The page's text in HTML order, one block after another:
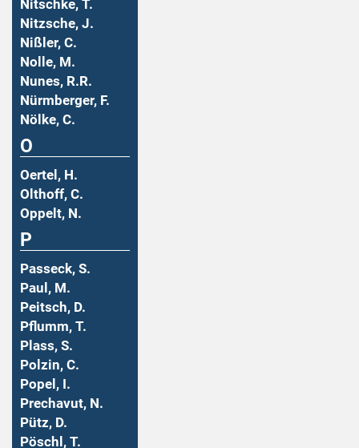
Nitschke, T.
Nitzsche, J.
Nißler, C.
Nolle, M.
Nunes, R.R.
Nürmberger, F.
Nölke, C.
O
Oertel, H.
Olthoff, C.
Oppelt, N.
P
Passeck, S.
Paul, M.
Peitsch, D.
Pflumm, T.
Plass, S.
Polzin, C.
Popel, I.
Prechavut, N.
Pütz, D.
Pöschl, T.